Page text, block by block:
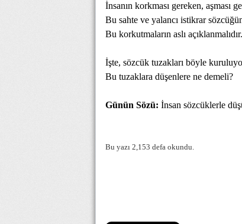
İnsanın korkması gereken, aşması
Bu sahte ve yalancı istikrar
Bu korkutmaların aslı açıklanmalıdır.
İşte, sözcük tuzakları böyle
Bu tuzaklara düşenlere ne demeli?
Günün Sözü: İnsan sözcüklerle
Bu yazı 2,153 defa okundu.